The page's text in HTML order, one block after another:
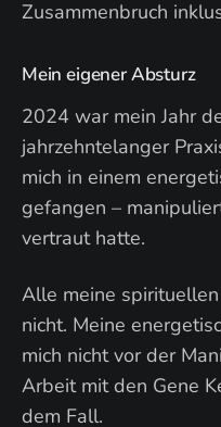
Zusammenbruch
Mein eigener Absturz
2024 war mein Jahr
jahrzehntelanger
mich in einem
gefangen –
vertraut hatte.
Alle meine
nicht. Meine
mich nicht vor der
Arbeit mit den Gene
dem Fall.